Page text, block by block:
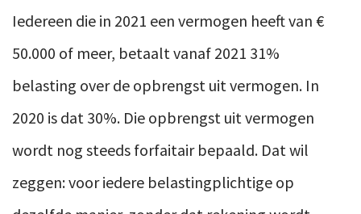
Iedereen die in 2021 een vermogen heeft van €
50.000 of meer, betaalt vanaf 2021 31%
belasting over de opbrengst uit vermogen. In
2020 is dat 30%. Die opbrengst uit vermogen
wordt nog steeds forfaitair bepaald. Dat wil
zeggen: voor iedere belastingplichtige op